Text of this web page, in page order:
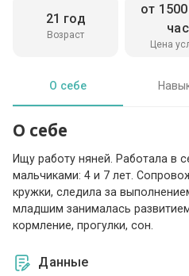
Возраст
21 год
Цена
от
час
О себе
О себе
Ищу работу няней. Работала в
мальчиками: 4 и 7 лет.
кружки, следила за
младшим занималась
кормление, прогулки, сон.
Данные